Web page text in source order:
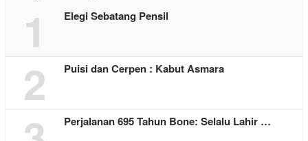
1 Elegi Sebatang Pensil
2 Puisi dan Cerpen : Kabut Asmara
Perjalanan 695 Tahun Bone: Selalu Lahir …